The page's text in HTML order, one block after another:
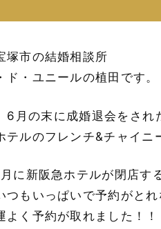
塚市の結婚相談所
ド・ユニールの植田です。
6月の末に成婚退会をされ
テルのフレンチ&チャイニ
に新阪急ホテルが閉店す
つもいっぱいで予約がとれ
よく予約が取れました！！